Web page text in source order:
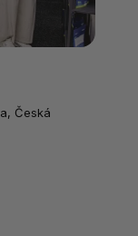
Česká